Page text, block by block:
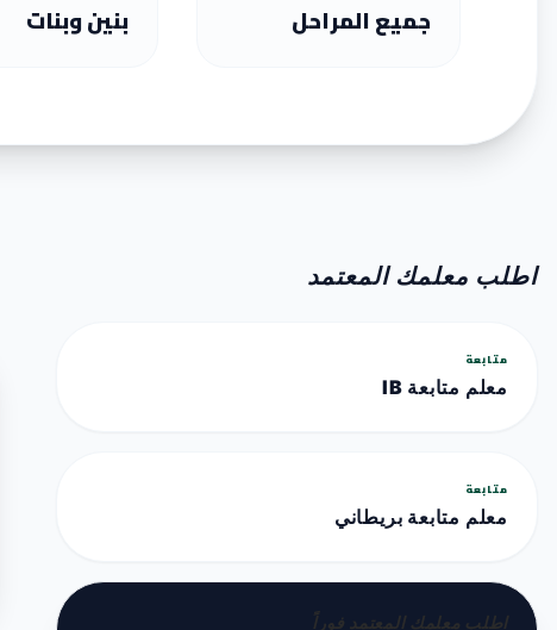
جميع المراحل بنين وبنات
اطلب معلمك المعتمد
متابعة
معلم متابعة IB
متابعة
معلم متابعة بريطاني
اطلب معلمك المعتمد فوراً